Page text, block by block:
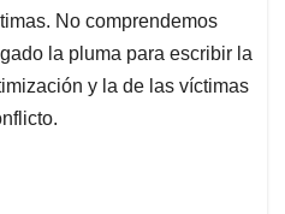
No comprendemos
la pluma para escribir la
y la de las víctimas